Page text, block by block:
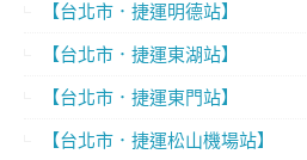
【台北市．捷運明德站】
【台北市．捷運東湖站】
【台北市．捷運東門站】
【台北市．捷運松山機場站】